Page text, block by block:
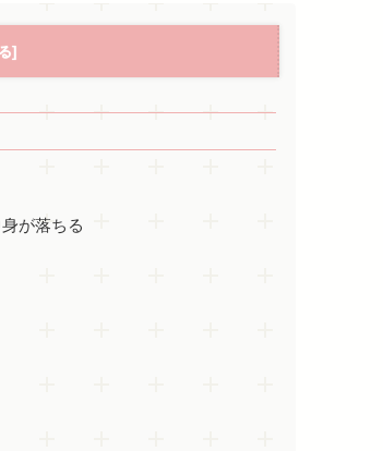
が落ちる